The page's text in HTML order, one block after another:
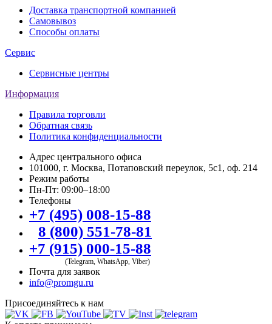
Доставка транспортной компанией
Самовывоз
Способы оплаты
Сервис
Сервисные центры
Информация
Правила торговли
Обратная связь
Политика конфиденциальности
Адрес центрального офиса
101000, г. Москва, Потаповский переулок, 5с1, оф. 214
Режим работы
Пн-Пт: 09:00–18:00
Телефоны
+7 (495) 008-15-88
8 (800) 551-78-81
+7 (915) 000-15-88
(Telegram, WhatsApp, Viber)
Почта для заявок
info@promgu.ru
Присоединяйтесь к нам